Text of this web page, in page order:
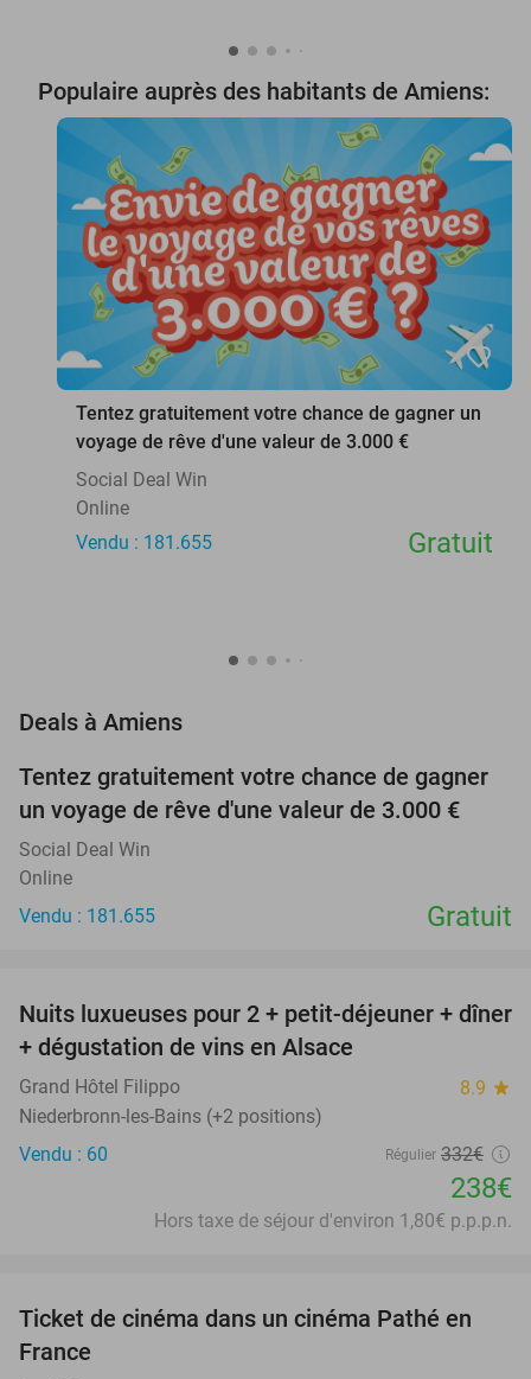
Populaire auprès des habitants de Amiens:
favorite_border
Tentez gratuitement votre chance de gagner un
voyage de rêve d'une valeur de 3.000 €
Social Deal Win
Online
Vendu : 181.655
Gratuit
Deals à Amiens
Tentez gratuitement votre chance de gagner
un voyage de rêve d'une valeur de 3.000 €
Social Deal Win
Online
Vendu : 181.655
Gratuit
28%
Nuits luxueuses pour 2 + petit-déjeuner + dîner
+ dégustation de vins en Alsace
Grand Hôtel Filippo 8.9 star
Niederbronn-les-Bains (+2 positions)
Vendu : 60
Régulier 332€
238€
Hors taxe de séjour d'environ 1,80€ p.p.p.n.
40%
Ticket de cinéma dans un cinéma Pathé en
France